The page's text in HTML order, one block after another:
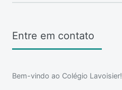
Entre em contato
Bem-vindo ao Colégio Lavoisier!